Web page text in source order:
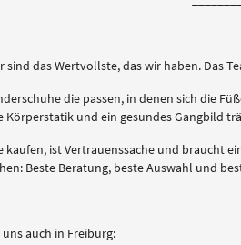
sind das Wertvollste, das wir haben. Das
die passen, in denen sich die
Körperstatik und ein gesundes Gangbild
kaufen, ist Vertrauenssache und braucht
Beste Beratung, beste Auswahl und
uns auch in Freiburg: